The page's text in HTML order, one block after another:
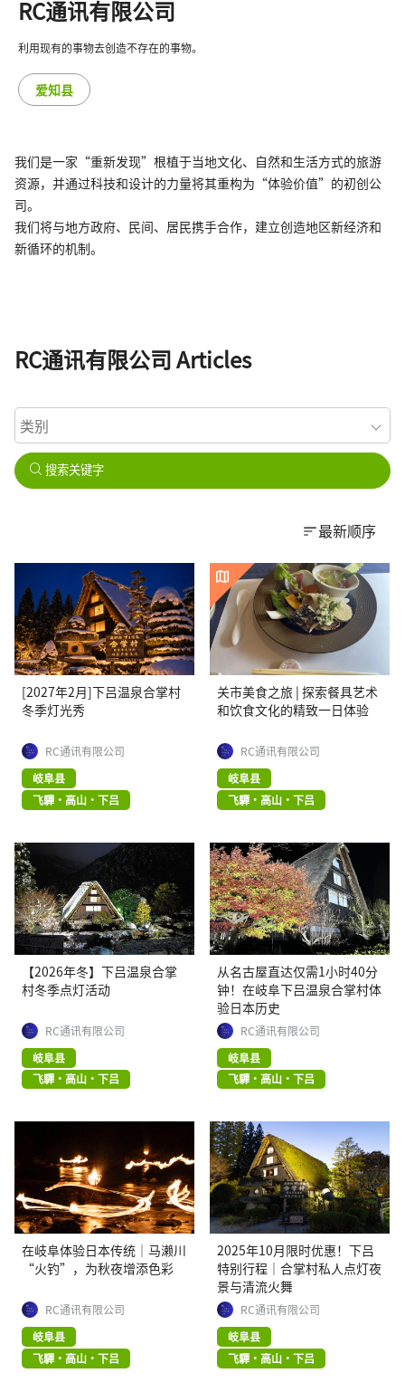
RC通讯有限公司
利用现有的事物去创造不存在的事物。
爱知县
我们是一家“重新发现”根植于当地文化、自然和生活方式的旅游
资源，并通过科技和设计的力量将其重构为“体验价值”的初创公
司。
我们将与地方政府、民间、居民携手合作，建立创造地区新经济和
新循环的机制。
RC通讯有限公司 Articles
搜索关键字
最新顺序
[2027年2月]下吕温泉合掌村
冬季灯光秀
RC通讯有限公司
岐阜县
飞驒・高山・下吕
关市美食之旅 | 探索餐具艺术
和饮食文化的精致一日体验
RC通讯有限公司
岐阜县
飞驒・高山・下吕
【2026年冬】下吕温泉合掌
村冬季点灯活动
RC通讯有限公司
岐阜县
飞驒・高山・下吕
从名古屋直达仅需1小时40分
钟！在岐阜下吕温泉合掌村体
验日本历史
RC通讯有限公司
岐阜县
飞驒・高山・下吕
在岐阜体验日本传统｜马濑川
“火钓”，为秋夜增添色彩
RC通讯有限公司
岐阜县
飞驒・高山・下吕
2025年10月限时优惠！下吕
特别行程｜合掌村私人点灯夜
景与清流火舞
RC通讯有限公司
岐阜县
飞驒・高山・下吕